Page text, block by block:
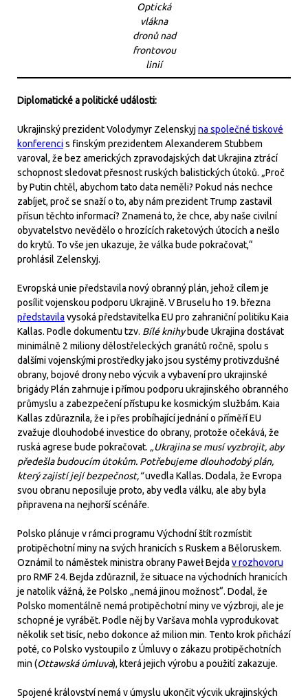
Optická
vlákna
dronů nad
frontovou
linií
Diplomatické a politické události:
Ukrajinský prezident Volodymyr Zelenskyjna společné tiskové
konferencis finským prezidentem Alexanderem Stubbem
varoval, že bez amerických zpravodajských dat Ukrajina ztrácí
schopnost sledovat přesnost ruských balistických útoků. „Proč
by Putin chtěl, abychom tato data neměli? Pokud nás nechce
zabíjet, proč se snaží o to, aby nám prezident Trump zastavil
přísun těchto informací? Znamená to, že chce, aby naše civilní
obyvatelstvo nevědělo o hrozících raketových útocích a nešlo
do krytů. To vše jen ukazuje, že válka bude pokračovat,“
prohlásil Zelenskyj.
Evropská unie představila nový obranný plán, jehož cílem je
posílit vojenskou podporu Ukrajině. V Bruselu ho 19. března
představila vysoká představitelka EU pro zahraniční politiku Kaia
Kallas. Podle dokumentu tzv. Bílé knihybude Ukrajina dostávat
minimálně 2 miliony dělostřeleckých granátů ročně, spolu s
dalšími vojenskými prostředky jako jsou systémy protivzdušné
obrany, bojové drony nebo výcvik a vybavení pro ukrajinské
brigády Plán zahrnuje i přímou podporu ukrajinského obranného
průmyslu a zabezpečení přístupu ke kosmickým službám. Kaia
Kallas zdůraznila, že i přes probíhající jednání o příměří EU
zvažuje dlouhodobé investice do obrany, protože očekává, že
ruská agrese bude pokračovat. „Ukrajina se musí vyzbrojit, aby
předešla budoucím útokům. Potřebujeme dlouhodobý plán,
který zajistí její bezpečnost,“uvedla Kallas. Dodala, že Evropa
svou obranu neposiluje proto, aby vedla válku, ale aby byla
připravena na nejhorší scénáře.
Polsko plánuje v rámci programu Východní štít rozmístit
protipěchotní miny na svých hranicích s Ruskem a Běloruskem.
Oznámil to náměstek ministra obrany Paweł Bejda v rozhovoru
pro RMF 24. Bejda zdůraznil, že situace na východních hranicích
je natolik vážná, že Polsko „nemá jinou možnost“. Dodal, že
Polsko momentálně nemá protipěchotní miny ve výzbroji, ale je
schopné je vyrábět. Podle něj by Varšava mohla vyprodukovat
několik set tisíc, nebo dokonce až milion min. Tento krok přichází
poté, co Polsko vystoupilo z Úmluvy o zákazu protipěchotních
min (Ottawská úmluva), která jejich výrobu a použití zakazuje.
Spojené království nemá v úmyslu ukončit výcvik ukrajinských